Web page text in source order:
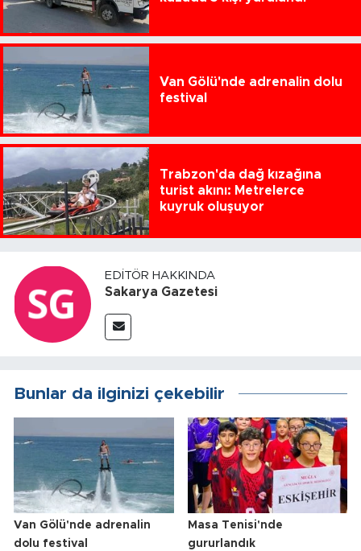
Van Gölü'nde adrenalin dolu
festival
Trabzon'da dağ kızağına
turist akını: Metrelerce
kuyruk oluşuyor
EDITÖR HAKKINDA
Sakarya Gazetesi
Bunlar da ilginizi çekebilir
Van Gölü'nde adrenalin
dolu festival
Masa Tenisi'nde
gururlandık